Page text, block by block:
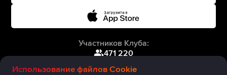
Использование файлов Cookie
Участников Клуба:
471 220